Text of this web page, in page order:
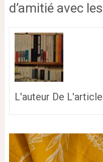
d’amitié avec
L'auteur De